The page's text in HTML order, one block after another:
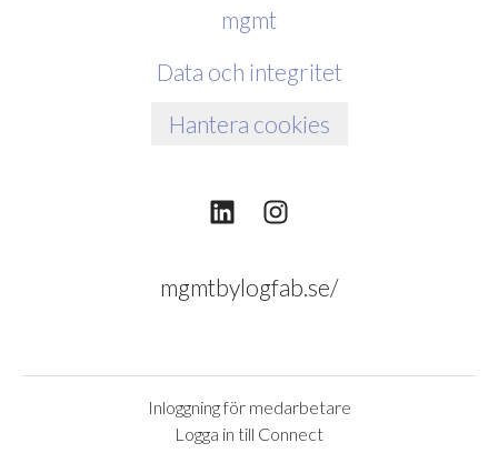
mgmt
Data och integritet
Hantera cookies
mgmtbylogfab.se/
Inloggning för medarbetare
Logga in till Connect